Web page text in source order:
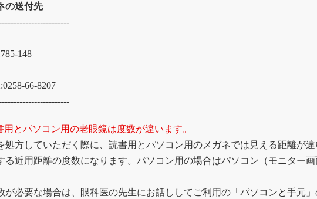
の送付先
148
66-8207
とパソコン用の老眼鏡は度数が違います。
処方していただく際に、読書用とパソコン用のメガネでは見える距離が
る近用距離の度数になります。パソコン用の場合はパソコン（モニター
が必要な場合は、眼科医の先生にお話ししてご利用の「パソコンと手元